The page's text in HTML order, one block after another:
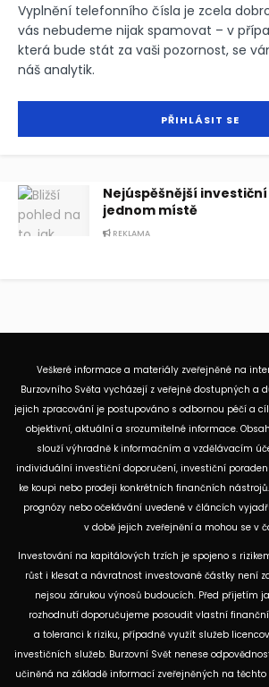
Vyplnění telefonního čísla je zcela
vás nebudeme nijak spamovat – v
která bude stát za vaši pozornost, se
náš analytik.
Nejúspěšnější
jednom místě
REKLAMA
Veškeré informace a materiály zveřejněné na
Burzovního Světa vycházejí z veřejně dostupných a
jejich zpracování je postupováno s odbornou péčí a
objektivní, aktuální a srozumitelné informace.
slouží výhradně k informačním a vzdělávacím
individuální investiční doporučení, investiční
ke koupi nebo prodeji konkrétních finančních
prognózy nebo očekávání uvedené v článcích
v době jejich zveřejnění a mohou se v
Investování na kapitálových trzích je spojeno s
růst i klesat a návratnost investované částky není
nejsou zárukou výnosů budoucích. Před přijetím
rozhodnutí doporučujeme posoudit vlastní
a toleranci k riziku, případně využít služeb
investičních služeb. Burzovní Svět nenese
učiněná na základě informací zveřejněných na